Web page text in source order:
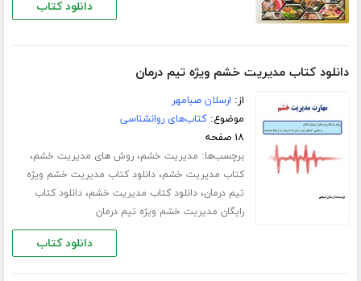
دانلود کتاب
دانلود کتاب مدیریت خشم ویژه تیم درمان
از: ارسلان صبامهر
موضوع:کتاب‌های روانشناسی
۱۸ صفحه
برچسب‌ها: مدیریت خشم،روش های مدیریت خشم،
کتاب مدیریت خشم،دانلود کتاب مدیریت خشم ویژه
تیم درمان،دانلود کتاب مدیریت خشم،دانلود کتاب
رایگان مدیریت خشم ویژه تیم درمان
دانلود کتاب